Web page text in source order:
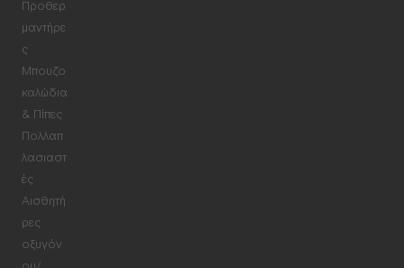
Προθερ
μαντήρε
ς
Μπουζο
καλώδια
& Πίπες
Πολλαπ
λασιαστ
ές
Αισθητή
ρες
οξυγόν